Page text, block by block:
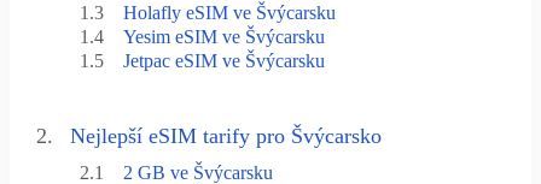
1.3
Holafly eSIM ve Švýcarsku
1.4
Yesim eSIM ve Švýcarsku
1.5
Jetpac eSIM ve Švýcarsku
2. Nejlepší eSIM tarify pro Švýcarsko
2.1
2 GB ve Švýcarsku